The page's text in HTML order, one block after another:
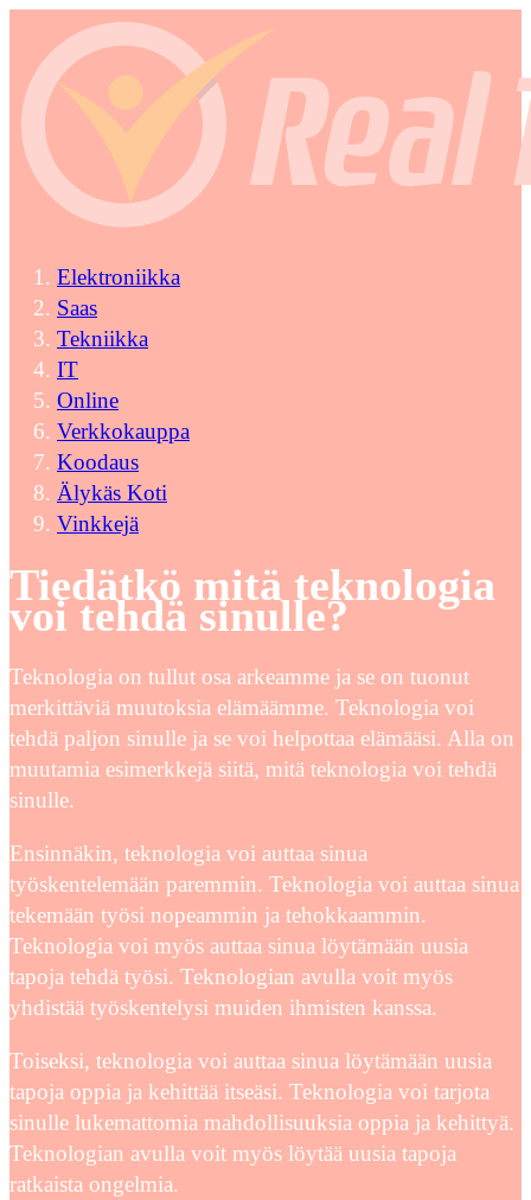
Elektroniikka
Saas
Tekniikka
IT
Online
Verkkokauppa
Koodaus
Älykäs Koti
Vinkkejä
Tiedätkö mitä teknologia
voi tehdä sinulle?
Teknologia on tullut osa arkeamme ja se on tuonut
merkittäviä muutoksia elämäämme. Teknologia voi
tehdä paljon sinulle ja se voi helpottaa elämääsi. Alla on
muutamia esimerkkejä siitä, mitä teknologia voi tehdä
sinulle.
Ensinnäkin, teknologia voi auttaa sinua
työskentelemään paremmin. Teknologia voi auttaa sinua
tekemään työsi nopeammin ja tehokkaammin.
Teknologia voi myös auttaa sinua löytämään uusia
tapoja tehdä työsi. Teknologian avulla voit myös
yhdistää työskentelysi muiden ihmisten kanssa.
Toiseksi, teknologia voi auttaa sinua löytämään uusia
tapoja oppia ja kehittää itseäsi. Teknologia voi tarjota
sinulle lukemattomia mahdollisuuksia oppia ja kehittyä.
Teknologian avulla voit myös löytää uusia tapoja
ratkaista ongelmia.